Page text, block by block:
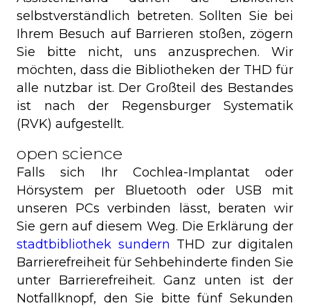
selbstverständlich betreten. Sollten Sie bei
Ihrem Besuch auf Barrieren stoßen, zögern
Sie bitte nicht, uns anzusprechen. Wir
möchten, dass die Bibliotheken der THD für
alle nutzbar ist. Der Großteil des Bestandes
ist nach der Regensburger Systematik
(RVK) aufgestellt.
open science
Falls sich Ihr Cochlea-Implantat oder
Hörsystem per Bluetooth oder USB mit
unseren PCs verbinden lässt, beraten wir
Sie gern auf diesem Weg. Die Erklärung der
stadtbibliothek sundern THD zur digitalen
Barrierefreiheit für Sehbehinderte finden Sie
unter Barrierefreiheit. Ganz unten ist der
Notfallknopf, den Sie bitte fünf Sekunden